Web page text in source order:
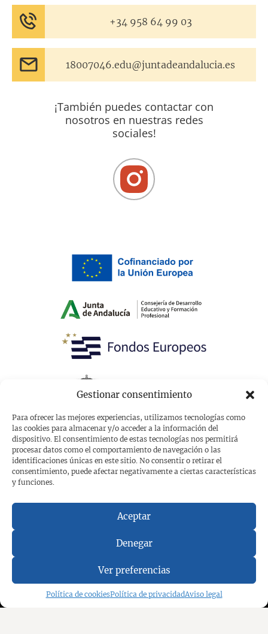
Gestionar consentimiento
Para ofrecer las mejores experiencias, utilizamos tecnologías como
las cookies para almacenar y/o acceder a la información del
dispositivo. El consentimiento de estas tecnologías nos permitirá
procesar datos como el comportamiento de navegación o las
identificaciones únicas en este sitio. No consentir o retirar el
consentimiento, puede afectar negativamente a ciertas características
y funciones.
Aceptar
Denegar
Ver preferencias
Política de cookiesPolítica de privacidadAviso legal
+34 958 64 99 03
18007046.edu@juntadeandalucia.es
¡También puedes contactar con
nosotros en nuestras redes
sociales!